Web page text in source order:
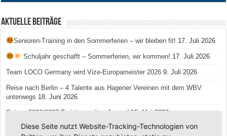
Aktuelle Beiträge
Senioren-Training in den Sommerferien – wir bleiben fit! 17. Juli 2026
Schuljahr geschafft – Sommerferien, wir kommen! 17. Juli 2026
Team LOCO Germany wird Vize-Europameister 2026 9. Juli 2026
Reise nach Berlin – 4 Talente aus Hagener Vereinen mit dem WBV
unterwegs 18. Juni 2026
Saison 2026/2027 Trainingszeiten Jugend 15. Mai 2026
Regionalliga-Meister SV Haspe 70 12. Mai 2026
Diese Seite nutzt Website-Tracking-Technologien von